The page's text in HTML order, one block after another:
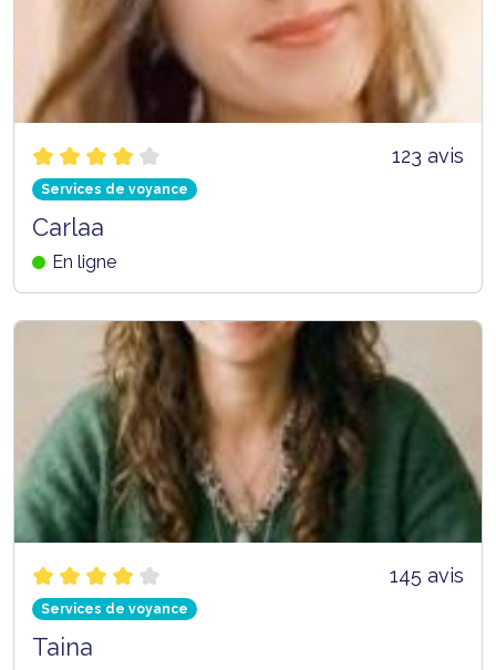
123 avis
Services de voyance
Carlaa
En ligne
145 avis
Services de voyance
Taina